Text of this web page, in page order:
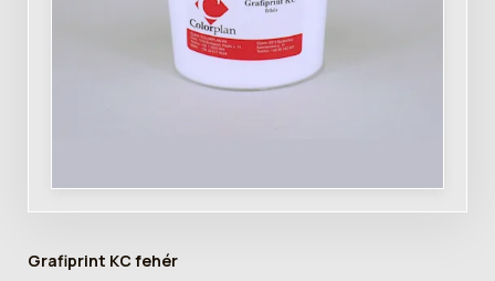
Grafiprint KC fehér